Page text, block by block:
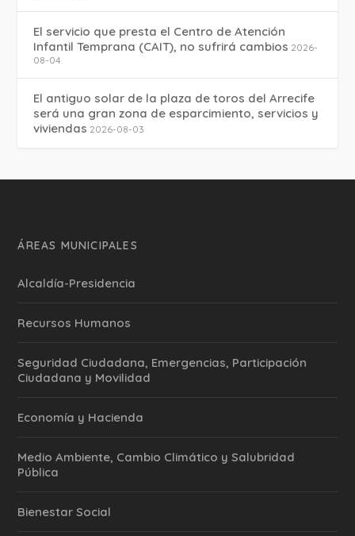
El servicio que presta el Centro de Atención
Infantil Temprana (CAIT), no sufrirá cambios 2026-
08-04
El antiguo solar de la plaza de toros del Arrecife
será una gran zona de esparcimiento, servicios y
viviendas 2026-08-03
ÁREAS MUNICIPALES
Alcaldía-Presidencia
Recursos Humanos
Seguridad Ciudadana, Emergencias, Participación
Ciudadana y Movilidad
Economía y Hacienda
Medio Ambiente, Cambio Climático y Salubridad
Pública
Bienestar Social